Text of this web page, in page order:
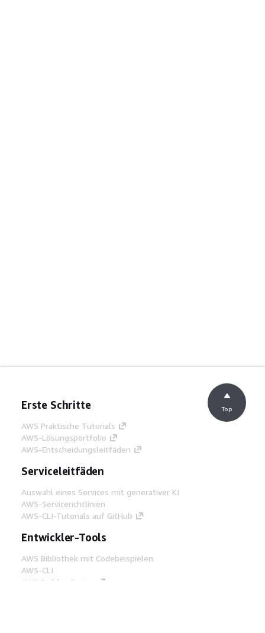
Erste Schritte
AWS Praktische Tutorials
AWS-Lösungsportfolio
AWS-Entscheidungsleitfäden
Serviceleitfäden
Auswahl eines Services mit generativer KI
AWS-Servicerichtlinien
AWS-CLI-Tutorials auf GitHub
Entwickler-Tools
AWS Bibliothek mit Codebeispielen
AWS-CLI
AWS Builder Center
Top